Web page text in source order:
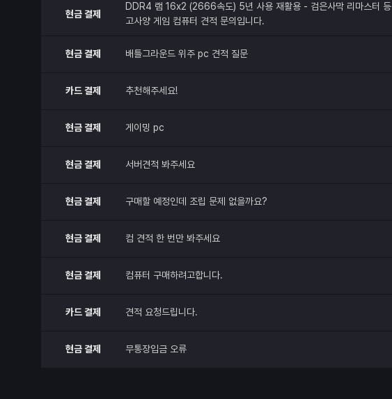
현금 결제
DDR4 램 16x2 (2666속도) 5년 사용 재활용 - 검은사막 리마스터 등
고사양 게임 컴퓨터 견적 문의입니다.
현금 결제 배틀그라운드 위주 pc 견적 질문
카드 결제 추천해주세요!
현금 결제 게이밍 pc
현금 결제 서버견적 봐주세요
현금 결제 구매할 예정인데 조립 문제 없을까요?
현금 결제 컴 견적 한 번만 봐주세요
현금 결제 컴퓨터 구매하려고합니다.
카드 결제 견적 요청드립니다.
현금 결제 무통장입금 오류